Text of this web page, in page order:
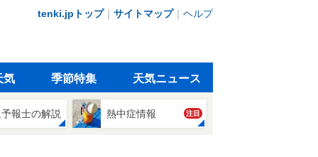
tenki.jpトップ｜ サイトマップ｜ ヘルプ
気 季節特集 天気ニュース
報士の解説 熱中症情報 注目